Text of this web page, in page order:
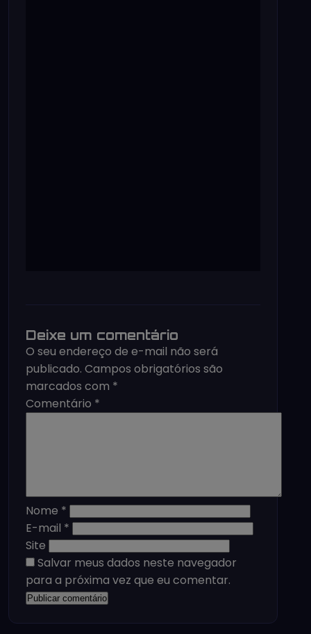
Deixe um comentário
O seu endereço de e-mail não será
publicado. Campos obrigatórios são
marcados com *
Comentário *
Nome *
E-mail *
Site
Salvar meus dados neste navegador
para a próxima vez que eu comentar.